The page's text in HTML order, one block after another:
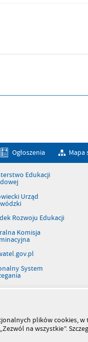
Ogłoszenia Mapa
Edukacji
Urząd
Rozwoju Edukacji
Komisja
System
plików
na wszystkie”.